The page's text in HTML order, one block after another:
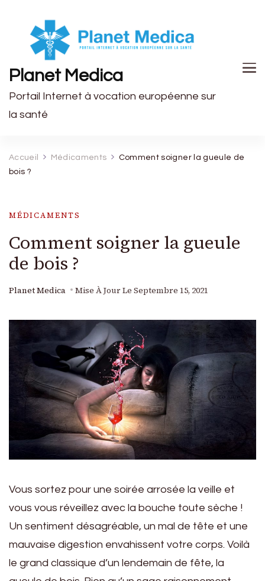
Planet Medica
Portail Internet à vocation européenne sur
la santé
Accueil Médicaments
Comment soigner la gueule de
bois ?
MÉDICAMENTS
Comment soigner la gueule
de bois ?
Planet Medica Mise À Jour Le Septembre 15, 2021
Vous sortez pour une soirée arrosée la veille et
vous vous réveillez avec la bouche toute sèche !
Un sentiment désagréable, un mal de tête et une
mauvaise digestion envahissent votre corps. Voilà
le grand classique d’un lendemain de fête, la